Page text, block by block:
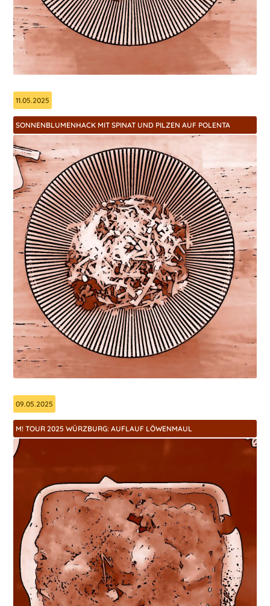
11.05.2025
SONNENBLUMENHACK MIT SPINAT UND PILZEN AUF POLENTA
09.05.2025
M! TOUR 2025 WÜRZBURG: AUFLAUF LÖWENMAUL